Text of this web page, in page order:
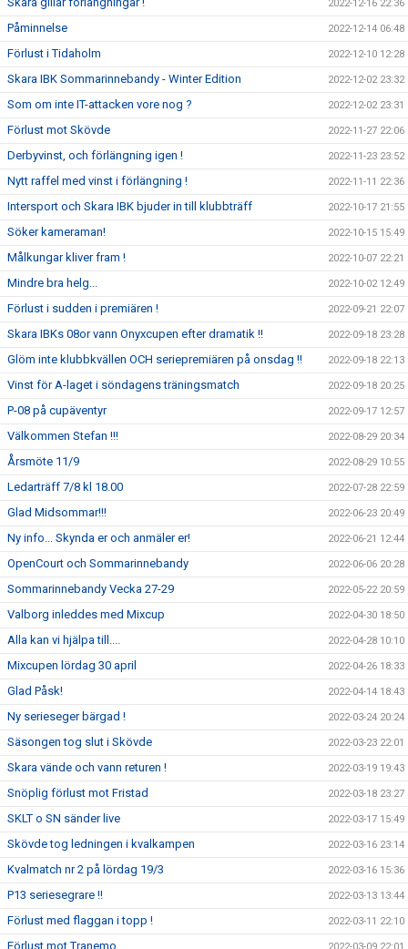
2022-12-16 22:36
Påminnelse 2022-12-14 06:48
Förlust i Tidaholm 2022-12-10 12:28
Skara IBK Sommarinnebandy - Winter Edition 2022-12-02 23:32
Som om inte IT-attacken vore nog ? 2022-12-02 23:31
Förlust mot Skövde 2022-11-27 22:06
Derbyvinst, och förlängning igen ! 2022-11-23 23:52
Nytt raffel med vinst i förlängning ! 2022-11-11 22:36
Intersport och Skara IBK bjuder in till klubbträff 2022-10-17 21:55
Söker kameraman! 2022-10-15 15:49
Målkungar kliver fram ! 2022-10-07 22:21
Mindre bra helg... 2022-10-02 12:49
Förlust i sudden i premiären ! 2022-09-21 22:07
Skara IBKs 08or vann Onyxcupen efter dramatik !! 2022-09-18 23:28
Glöm inte klubbkvällen OCH seriepremiären på onsdag !! 2022-09-18 22:13
Vinst för A-laget i söndagens träningsmatch 2022-09-18 20:25
P-08 på cupäventyr 2022-09-17 12:57
Välkommen Stefan !!! 2022-08-29 20:34
Årsmöte 11/9 2022-08-29 10:55
Ledarträff 7/8 kl 18.00 2022-07-28 22:59
Glad Midsommar!!! 2022-06-23 20:49
Ny info... Skynda er och anmäler er! 2022-06-21 12:44
OpenCourt och Sommarinnebandy 2022-06-06 20:28
Sommarinnebandy Vecka 27-29 2022-05-22 20:59
Valborg inleddes med Mixcup 2022-04-30 18:50
Alla kan vi hjälpa till.... 2022-04-28 10:10
Mixcupen lördag 30 april 2022-04-26 18:33
Glad Påsk! 2022-04-14 18:43
Ny serieseger bärgad ! 2022-03-24 20:24
Säsongen tog slut i Skövde 2022-03-23 22:01
Skara vände och vann returen ! 2022-03-19 19:43
Snöplig förlust mot Fristad 2022-03-18 23:27
SKLT o SN sänder live 2022-03-17 15:49
Skövde tog ledningen i kvalkampen 2022-03-16 23:14
Kvalmatch nr 2 på lördag 19/3 2022-03-16 15:36
P13 seriesegrare !! 2022-03-13 13:44
Förlust med flaggan i topp ! 2022-03-11 22:10
Förlust mot Tranemo